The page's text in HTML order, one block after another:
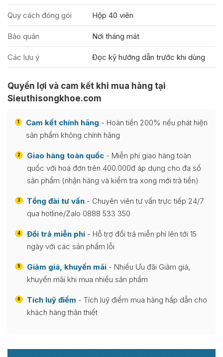
Quy cách đóng gói Hộp 40 viên
Bảo quản Nơi tháng mát
Các lưu ý Đọc kỹ hướng dẫn trước khi dùng
Quyền lợi và cam kết khi mua hàng tại
Sieuthisongkhoe.com
1 Cam kết chính hãng - Hoàn tiền 200% nếu phát hiện
sản phẩm không chính hãng
2 Giao hàng toàn quốc - Miễn phí giao hàng toàn
quốc với hoá đơn trên 400.000đ áp dụng cho đa số
sản phẩm (nhận hàng và kiểm tra xong mới trả tiền)
3 Tổng đài tư vấn - Chuyên viên tư vấn trực tiếp 24/7
qua hotline/Zalo 0888 533 350
4 Đổi trả miễn phí - Hỗ trợ đổi trả miễn phí lên tới 15
ngày với các sản phẩm lỗi
5 Giảm giá, khuyến mãi - Nhiều Ưu đãi Giảm giá,
khuyến mãi khi mua nhiều sản phẩm
6 Tích luỹ điểm - Tích luỹ điểm mua hàng hấp dẫn cho
khách hàng thân thiết